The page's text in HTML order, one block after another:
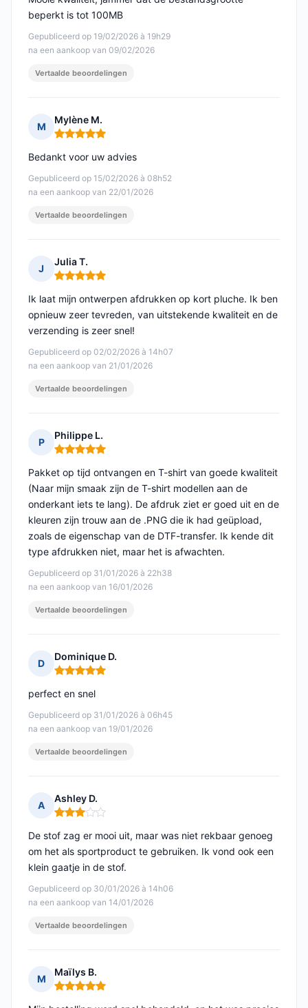
Gepubliceerd op 19/02/2026 à 19h29
na een aankoop van 09/02/2026
beperkt is tot 100MB
Vertaalde beoordelingen
M
Mylène M.
Opmerking: 5 van 5
Gepubliceerd op 15/02/2026 à 08h52
na een aankoop van 22/01/2026
Bedankt voor uw advies
Vertaalde beoordelingen
J
Julia T.
Opmerking: 5 van 5
Gepubliceerd op 02/02/2026 à 14h07
na een aankoop van 21/01/2026
Ik laat mijn ontwerpen afdrukken op kort pluche. Ik ben
opnieuw zeer tevreden, van uitstekende kwaliteit en de
verzending is zeer snel!
Vertaalde beoordelingen
P
Philippe L.
Opmerking: 5 van 5
Gepubliceerd op 31/01/2026 à 22h38
na een aankoop van 16/01/2026
Pakket op tijd ontvangen en T-shirt van goede kwaliteit
(Naar mijn smaak zijn de T-shirt modellen aan de
onderkant iets te lang). De afdruk ziet er goed uit en de
kleuren zijn trouw aan de .PNG die ik had geüpload,
zoals de eigenschap van de DTF-transfer. Ik kende dit
type afdrukken niet, maar het is afwachten.
Vertaalde beoordelingen
D
Dominique D.
Opmerking: 5 van 5
Gepubliceerd op 31/01/2026 à 06h45
na een aankoop van 19/01/2026
perfect en snel
Vertaalde beoordelingen
A
Ashley D.
Opmerking: 3 van 5
Gepubliceerd op 30/01/2026 à 14h06
na een aankoop van 14/01/2026
De stof zag er mooi uit, maar was niet rekbaar genoeg
om het als sportproduct te gebruiken. Ik vond ook een
klein gaatje in de stof.
Vertaalde beoordelingen
M
Maïlys B.
Opmerking: 5 van 5